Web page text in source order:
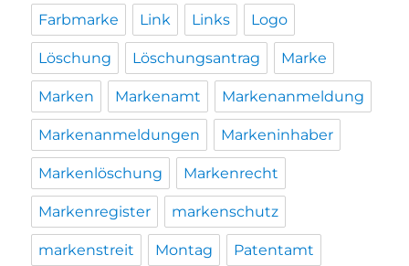
Farbmarke Link Links Logo
Löschung Löschungsantrag Marke
Marken Markenamt Markenanmeldung
Markenanmeldungen Markeninhaber
Markenlöschung Markenrecht
Markenregister markenschutz
markenstreit Montag Patentamt